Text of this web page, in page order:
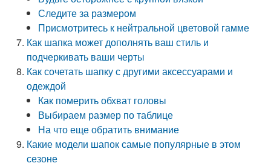
Следите за размером
Присмотритесь к нейтральной цветовой гамме
Как шапка может дополнять ваш стиль и
подчеркивать ваши черты
Как сочетать шапку с другими аксессуарами и
одеждой
Как померить обхват головы
Выбираем размер по таблице
На что еще обратить внимание
Какие модели шапок самые популярные в этом
сезоне